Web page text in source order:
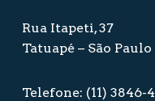
Rua Itapeti, 37
Tatuapé – São Paulo
Telefone: (11) 3846-